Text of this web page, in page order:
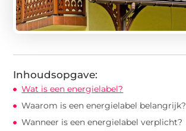
Inhoudsopgave:
Wat is een energielabel?
Waarom is een energielabel belangrijk?
Wanneer is een energielabel verplicht?